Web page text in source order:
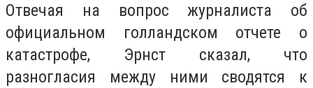
Отвечая на вопрос журналиста об
официальном голландском отчете о
катастрофе, Эрнст сказал, что
разногласия между ними сводятся к